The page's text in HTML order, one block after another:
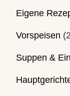
Eigene
Vorspeisen
Suppen &